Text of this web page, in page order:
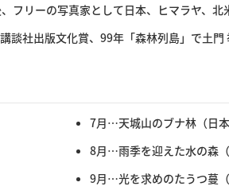
リーの写真家として日本、ヒマラヤ、北
社出版文化賞、99年「森林列島」で土門
7月…天城山のブナ林（日本
8月…雨季を迎えた水の森（
9月…光を求めのたうつ蔓（